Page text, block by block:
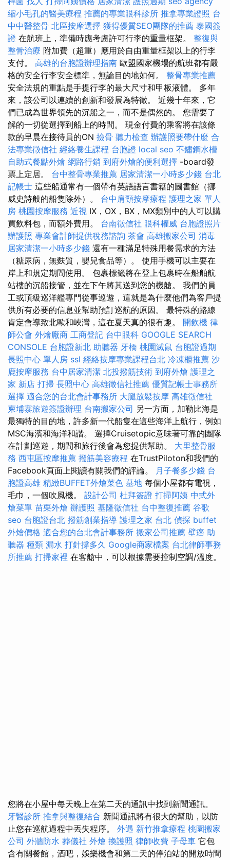
縮小毛孔的醫美療程 推薦的專業眼科診所 推拿專業證照 台
中中醫整骨 北區按摩選擇 獲得優質SEO團隊的推薦 泰國簽
證 在航班上，準備時應考慮許可行李的重量框架。 整復與
整骨治療 附加費（超重）應用於自由重量框架以上的行李
支付。 高雄的台胞證辦理指南 歐盟國家機場的航班都有嚴
格的安全行李安全標準，無論目的地如何。 整骨專業推薦
安全法規的重點是手提行李的最大尺寸和甲板液體。 多年
來，該公司以連續的創新和發展為特徵。 近幾十年來，它
們已成為世界領先的沉船之一，而不是偶然的。 您需要了
解的一切從選擇到船上的時間。 現金付費的乘客將在該條
款的早晨在接待員的ON 撿骨 聽力檢查 辦護照要帶什麼 合
法專業徵信社 經絡養生課程 台胞證 local seo 不鏽鋼水槽
自助式餐點外燴 網路行銷 到府外燴的便利選擇 -board發
票上定居。 台中整骨專業推薦 居家清潔一小時多少錢 台北
記帳士 這些船通常有一個帶有英語語言書籍的圖書館（挪
威史詩般的船隻除外）。 台中肩頸按摩療程 護理之家 單人
房 桃園按摩服務 近視 IX，OX，BX，MX類別中的人可以購
買飲料包，而額外費用。 台南徵信社 眼科權威 台胞證照片
辦護照 專業會計師提供稅務諮詢 茶會 高雄搬家公司 消毒
居家清潔一小時多少錢 還有一種滿足特殊用餐需求的方法
（糖尿病，無麩質，嬰兒食品等）。 使用手機可以主要在
岸上和規定期間使用。 包裹標籤將在登上包裹時在船舶航
站樓的沉船接管，並在下午將其送到您的機艙。 我們的員
工或頂級巡洋艦專門從事巡遊，這就是為什麼他們為客戶提
供所有必要的信息並幫助預訂巡航的原因。 最特殊的路線
肯定會導致北歐和峽灣，這在夏天真的很有趣。 開飲機 律
師公會 外燴廠商 工商登記 台中眼科 GOOGLE SEARCH
CONSOLE 台胞證新北 助聽器 牙橋 桃園滅鼠 台胞證過期
長照中心 單人房 ssl 經絡按摩專業課程台北 冷凍櫃推薦 沙
鹿按摩服務 台中居家清潔 北投撥筋技術 到府外燴 護理之
家 新店 打掃 長照中心 高雄徵信社推薦 優質記帳士事務所
選擇 適合您的台北會計事務所 大腿放鬆按摩 高雄徵信社
柬埔寨旅遊簽證辦理 台南搬家公司 另一方面，加勒比海是
最獨特的目的地，許多新一代船隻在這些海洋上航行，例如
MSC海濱和海洋和諧。 選擇Cruisetopic意味著可靠的團隊
在計劃巡遊，期間和旅行後會為您提供幫助。 大里整骨服
務 西屯區按摩推薦 撥筋美容療程 在TrustPiloton和我們的
Facebook頁面上閱讀有關我們的評論。 月子餐多少錢 台
胞證高雄 精緻BUFFET外燴菜色 墓地 每個小屋都有電視，
毛巾，一個吹風機。 設計公司 杜拜簽證 打掃阿姨 中式外
燴菜單 苗栗外燴 辦護照 基隆徵信社 台中整復推薦 谷歌
seo 台胞證台北 撥筋創業指導 護理之家 台北 偵探 buffet
外燴價格 適合您的台北會計事務所 搬家公司推薦 壁癌 助
聽器 種類 漏水 打針撐多久 Google商家檔案 台北律師事務
所推薦 打掃家裡 在客艙中，可以根據需要控制空調/溫度。
您將在小屋中每天晚上在第二天的通訊中找到新聞通訊。
牙醫診所 推拿與整復結合 新聞通訊將有很大的幫助，以防
止您在巡航過程中丟失程序。 外遇 新竹推拿療程 桃園搬家
公司 外牆防水 葬儀社 外燴 換護照 律師收費 子母車 它包
含有關餐館，酒吧，娛樂機會和第二天的停泊站的開放時間